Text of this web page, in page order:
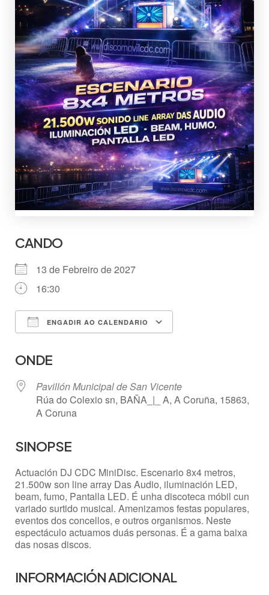
CANDO
13 de Febreiro de 2027
16:30
ENGADIR AO CALENDARIO
ONDE
Pavillón Municipal de San Vicente
Rúa do Colexio sn, BAÑA_|_ A, A Coruña, 15863,
A Coruna
SINOPSE
Actuación DJ CDC MiniDisc. Escenario 8x4 metros,
21.500w son line array Das Audio, iluminación LED,
beam, fumo, Pantalla LED. É unha discoteca móbil cun
variado surtido musical. Amenizamos festas populares,
eventos dos concellos, e outros organismos. Neste
espectáculo actuamos duás personas. É a gama baixa
das nosas discos.
INFORMACIÓN ADICIONAL